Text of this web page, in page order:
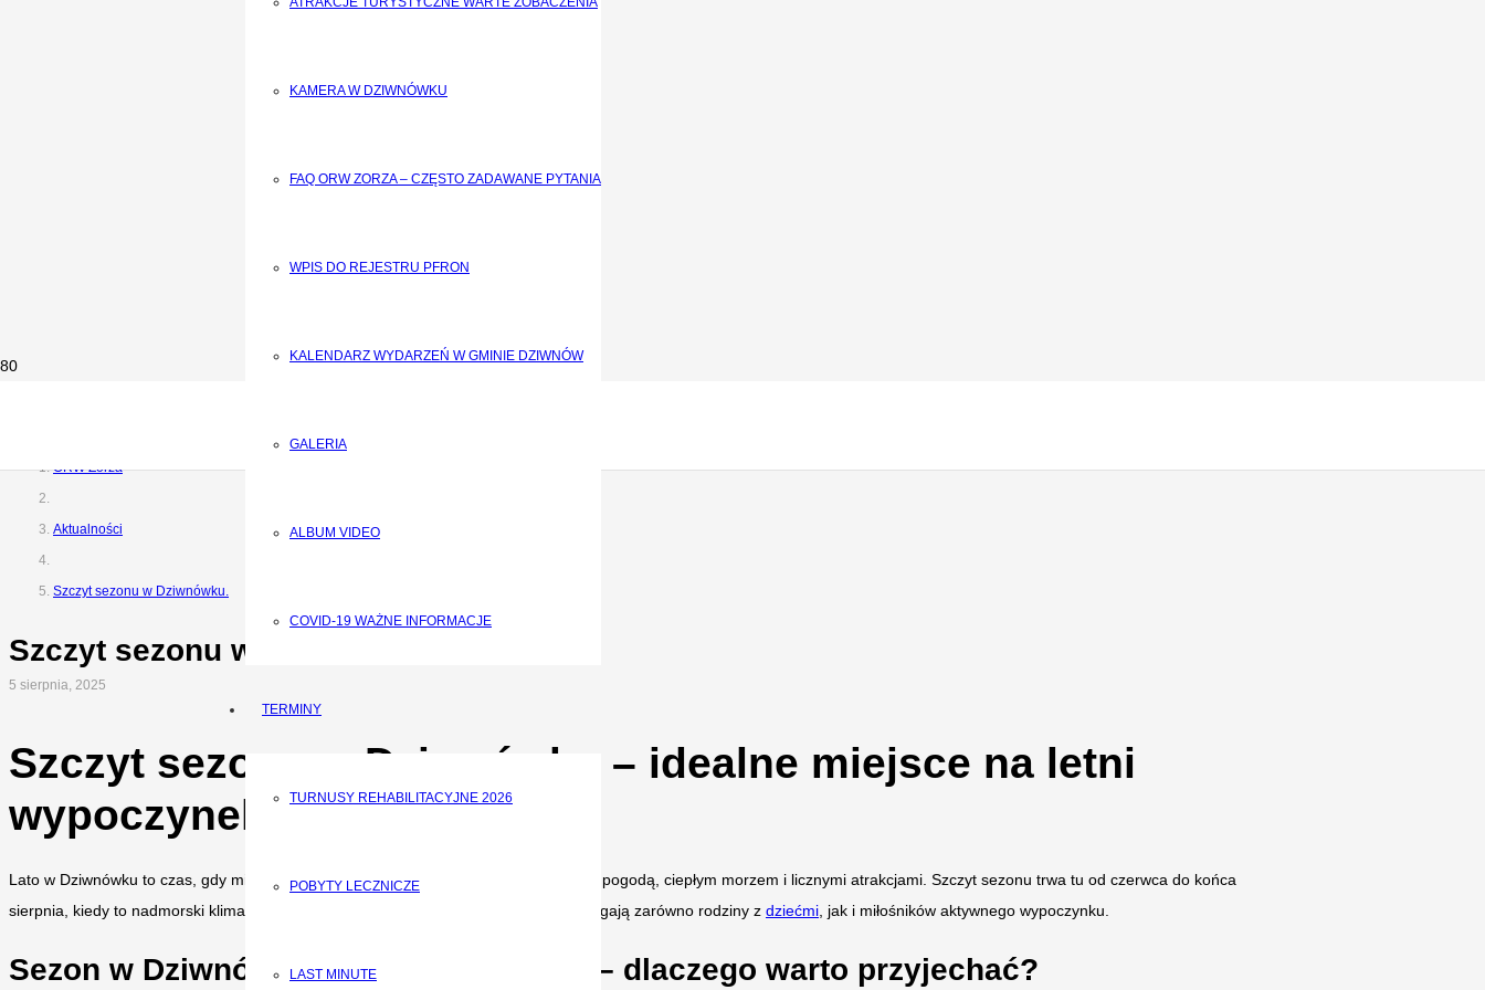
KAMERA W DZIWNÓWKU
FAQ ORW ZORZA – CZĘSTO ZADAWANE PYTANIA
WPIS DO REJESTRU PFRON
KALENDARZ WYDARZEŃ W GMINIE DZIWNÓW
GALERIA
ALBUM VIDEO
COVID-19 WAŻNE INFORMACJE
TERMINY
TURNUSY REHABILITACYJNE 2026
POBYTY LECZNICZE
LAST MINUTE
ORW Zorza
Aktualności
Szczyt sezonu w Dziwnówku.
Szczyt sezonu w Dziwnówku.
5 sierpnia, 2025
Szczyt sezonu w Dziwnówku – idealne miejsce na letni
wypoczynek
Lato w Dziwnówku to czas, gdy miejscowość tętni życiem, a turyści cieszą się piękną pogodą, ciepłym morzem i licznymi atrakcjami. Szczyt sezonu trwa tu od czerwca do końca
sierpnia, kiedy to nadmorski klimat, szeroka plaża i bogata oferta turystyczna przyciągają zarówno rodziny z dziećmi , jak i miłośników aktywnego wypoczynku.
Sezon w Dziwnówku. Dziwnówek latem – dlaczego warto przyjechać?